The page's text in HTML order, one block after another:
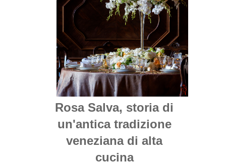
Rosa Salva, storia di
un'antica tradizione
veneziana di alta
cucina